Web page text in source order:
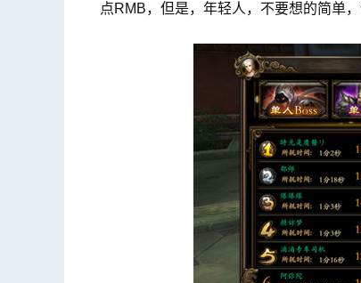
点RMB，但是，年轻人，不要想的简单，